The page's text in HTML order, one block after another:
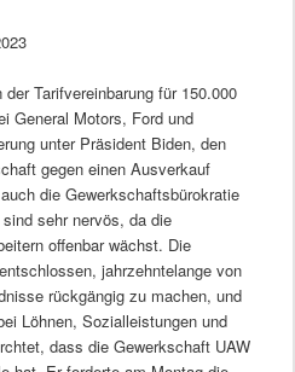
Tarifvereinbarung für 150.000
General Motors, Ford und
unter Präsident Biden, den
gegen einen Ausverkauf
die Gewerkschaftsbürokratie
sehr nervös, da die
offenbar wächst. Die
jahrzehntelange von
rückgängig zu machen, und
Löhnen, Sozialleistungen und
dass die Gewerkschaft UAW